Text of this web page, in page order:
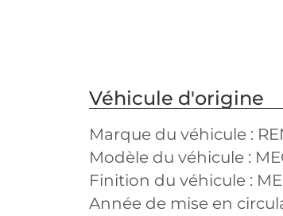
Véhicule d'origine
Marque du véhicule :
Modèle du véhicule :
Finition du véhicule :
Année de mise en